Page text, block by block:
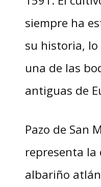
siempre ha
su historia, lo
una de las
antiguas de
Pazo de San
representa la
albariño